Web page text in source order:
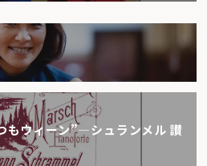
もウィーン”―シュランメル 讃